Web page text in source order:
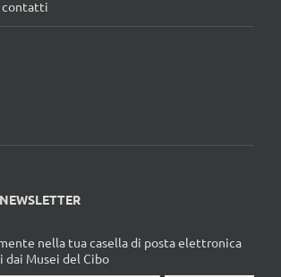
contatti
nella tua casella di posta elettronica
Musei del Cibo